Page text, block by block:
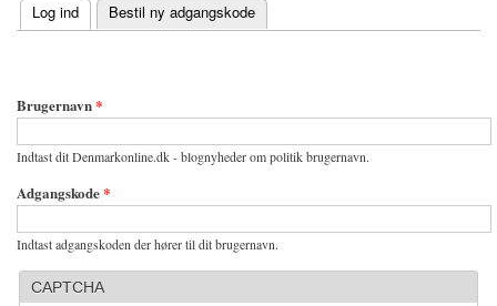
Primary tabs
Log ind
(active tab) Bestil ny adgangskode
Brugernavn*
Indtast dit Denmarkonline.dk - blognyheder om politik brugernavn.
Adgangskode*
Indtast adgangskoden der hører til dit brugernavn.
CAPTCHA